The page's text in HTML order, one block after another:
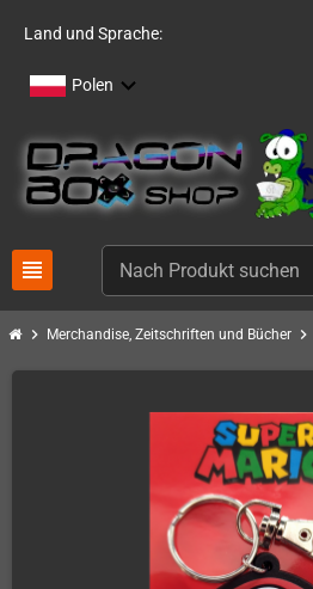
Land und Sprache:
Polen
view_headline
chevron_right Merchandise, Zeitschriften und Bücher chevron_right